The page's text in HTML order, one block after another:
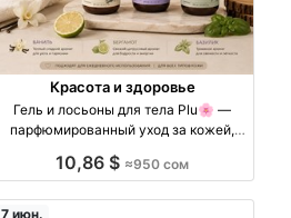
Красота и здоровье
Гель и лосьоны для тела Plu🌸 —
парфюмированный уход за кожей,
производство Корея
10,86 $ ≈950 сом
7 июн.